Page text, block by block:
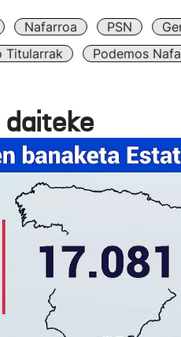
Nafarroa PSN
Titularrak
Podemos